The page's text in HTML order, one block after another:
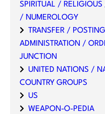
SPIRITUAL /
/ NUMEROLOGY
TRANSFER /
ADMINISTRATION /
JUNCTION
UNITED NATIONS /
COUNTRY GROUPS
US
WEAPON-O-PEDIA